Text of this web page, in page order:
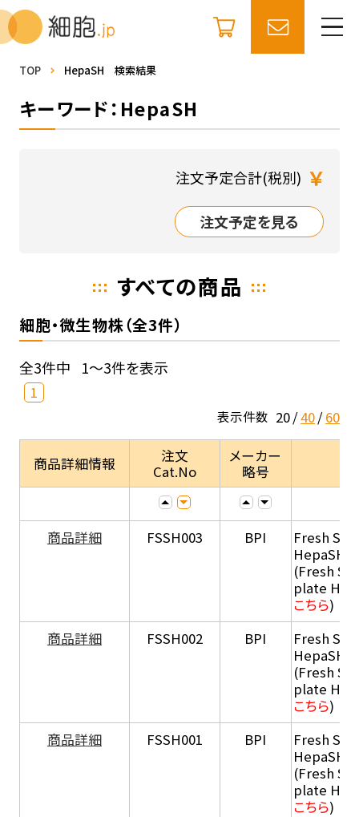
TOP HepaSH 検索結果
キーワード：HepaSH
注文予定合計(税別) ￥
注文予定を見る
すべての商品
細胞・微生物株（全3件）
全3件中 1～3件を表示
1
表示件数 20 40 60
商品詳細情報
注文
Cat.No
メーカー
略号
商品詳細 FSSH003 BPI
Fresh
HepaSH®
(Fresh
plate
こちら)
商品詳細
FSSH002 BPI
Fresh
HepaSH®
(Fresh
plate
こちら)
商品詳細
FSSH001 BPI
Fresh
HepaSH®
(Fresh
plate
こちら)